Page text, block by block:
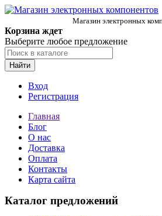
Магазин электронных
Корзина ждет
Выберите любое предложение
Найти
Вход
Регистрация
Главная
Блог
О нас
Доставка
Оплата
Контакты
Карта сайта
Каталог предложений